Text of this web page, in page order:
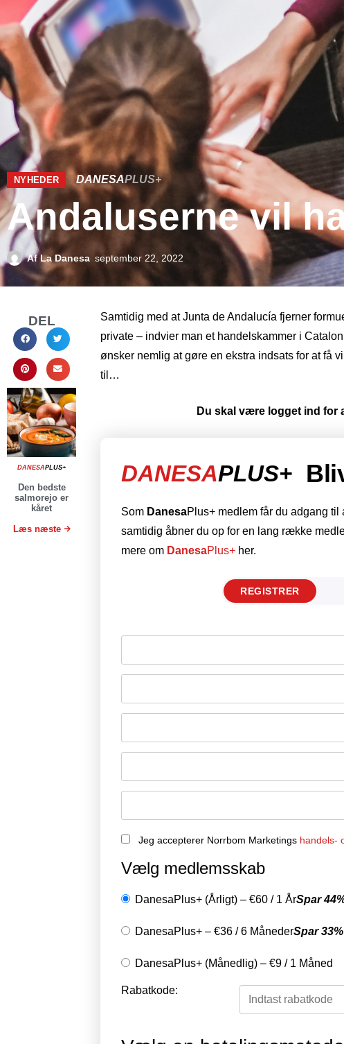
NYHEDER DANESAPLUS+
Andaluserne vil
AfLa Danesa september 22, 2022
DEL
DANESAPLUS+
Den bedste
salmorejo er
kåret
Læs næste
Samtidig med at Junta de Andalucía fjerner
private – indvier man et handelskammer i
ønsker nemlig at gøre en ekstra indsats for at få
til…
Du skal være logget ind for
DANESAPLUS+
Som DanesaPlus+ medlem får du adgang
samtidig åbner du op for en lang række
mere om DanesaPlus+ her.
REGISTRER
Jeg accepterer Norrbom Marketings handels-
Vælg medlemsskab
DanesaPlus+ (Årligt) – €60 / 1 ÅrSpar
DanesaPlus+ – €36 /6 MånederSpar 33%
DanesaPlus+ (Månedlig) – €9 / 1 Måned
Rabatkode: